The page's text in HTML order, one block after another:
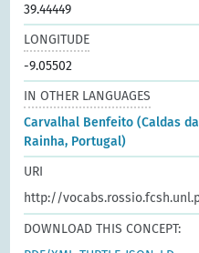
39.44449
LONGITUDE
-9.05502
IN OTHER LANGUAGES
Carvalhal Benfeito (Caldas da
Rainha, Portugal)
URI
http://
DOWNLOAD THIS CONCEPT: